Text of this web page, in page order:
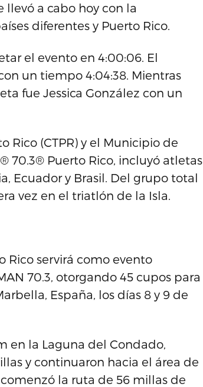
llevó a cabo hoy con la
diferentes y Puerto Rico.
el evento en 4:00:06. El
un tiempo 4:04:38. Mientras
fue Jessica González con un
Rico (CTPR) y el Municipio de
70.3® Puerto Rico, incluyó atletas
Ecuador y Brasil. Del grupo total
vez en el triatlón de la Isla.
Rico servirá como evento
70.3, otorgando 45 cupos para
España, los días 8 y 9 de
en la Laguna del Condado,
y continuaron hacia el área de
la ruta de 56 millas de